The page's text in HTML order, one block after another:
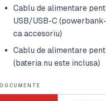
Cablu de alimentare
USB/USB-C
ca accesoriu)
Cablu de alimentare
(bateria nu este inclusa)
DOCUMENTE